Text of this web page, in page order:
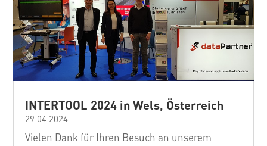
INTERTOOL 2024 in Wels, Österreich
29.04.2024
Vielen Dank für Ihren Besuch an unserem